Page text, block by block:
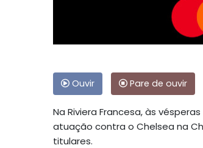
Ouvir Pare de ouvir
Na Riviera Francesa, às
atuação contra o Chelsea na
titulares.